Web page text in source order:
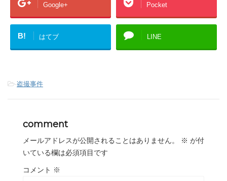
Google+ Pocket
B! はてブ LINE
-盗撮事件
comment
メールアドレスが公開されることはありません。 ※ が付
いている欄は必須項目です
コメント ※